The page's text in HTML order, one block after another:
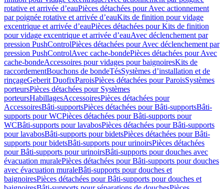
rotative et arrivée d’eauPièces détachées pour Avec actionnement
par poignée rotative et arrivée d’eauKits de finition pour vidage
excentrique et arrivée d’eauPièces détachées pour Kits de finition
pour vidage excentrique et arrivée d’eauAvec déclenchement par
pression PushControlPièces détachées pour Avec déclenchement par
pression PushControlAvec cache-bondePièces détachées pour Avec
cache-bondeAccessoires pour vidages pour baignoiresKits de
raccordementBouchons de bondeTésSystèmes d’installation et de
rinçageGeberit DuofixParoisPièces détachées pour ParoisSystèmes
porteursPièces détachées pour Systèmes
porteursHabillagesAccessoiresPièces détachées pour
AccessoiresBâti-supportsPièces détachées pour Bâti-supportsBâti-
supports pour WCPièces détachées pour Bâti-supports pour
WCBâti-supports pour lavabosPièces détachées pour Bâti-supports
pour lavabosBâti-supports pour bidetsPièces détachées pour Bâti-
supports pour bidetsBâti-supports pour urinoirsPièces détachées
pour Bâti-supports pour urinoirsBâti-supports pour douches avec
évacuation muralePièces détachées pour Bâti-supports pour douches
avec évacuation muraleBâti-supports pour douches et
baignoiresPièces détachées pour Bâti-supports pour douches et